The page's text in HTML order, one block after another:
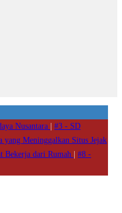
Nusantara #3 - SD
yang Meninggalkan Situs Jejak
Bekerja dari Rumah
#8 -